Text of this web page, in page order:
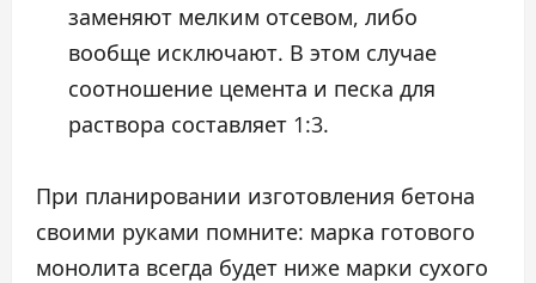
заменяют мелким отсевом, либо
вообще исключают. В этом случае
соотношение цемента и песка для
раствора составляет 1:3.
При планировании изготовления бетона
своими руками помните: марка готового
монолита всегда будет ниже марки сухого